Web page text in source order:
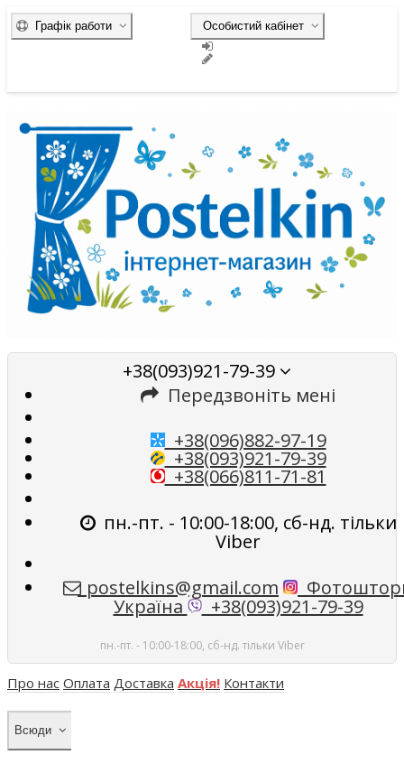
Особистий кабінет
Графік работи
+38(093)921-79-39
Передзвоніть мені
+38(096)882-97-19
+38(093)921-79-39
+38(066)811-71-81
пн.-пт. - 10:00-18:00, сб-нд. тільки
Viber
postelkins@gmail.com
Україна +38(093)921-79-39
пн.-пт. - 10:00-18:00, сб-нд. тільки Viber
Про нас Оплата Доставка Акція! Контакти
Всюди